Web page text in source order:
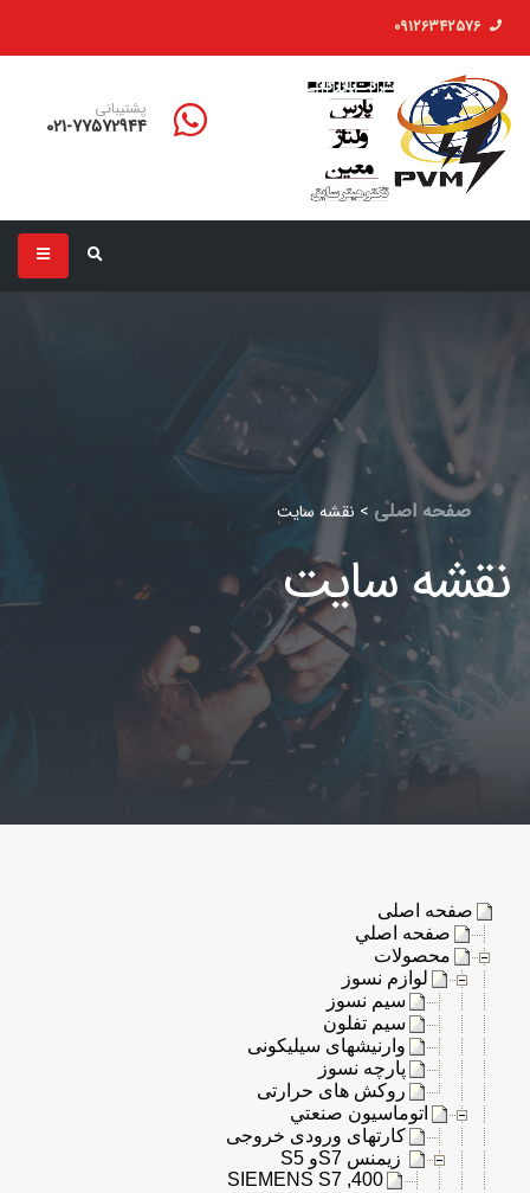
09126342576
پشتیبانی
021-77572944
صفحه اصلی > نقشه سایت
نقشه سایت
صفحه اصلی
صفحه اصلي
محصولات
لوازم نسوز
سیم نسوز
سیم تفلون
وارنیشهای سیلیکونی
پارچه نسوز
روکش های حرارتی
اتوماسيون صنعتي
کارتهای ورودی خروجی
زیمنس S7و S5
SIEMENS S7 ,400